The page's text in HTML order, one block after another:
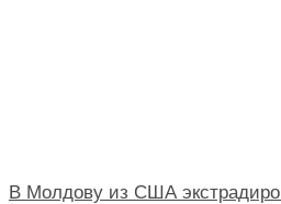
В Молдову из США